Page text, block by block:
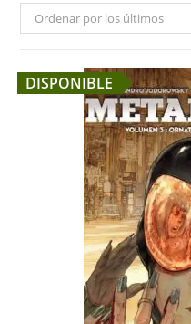
Ordenar por los últimos
DISPONIBLE